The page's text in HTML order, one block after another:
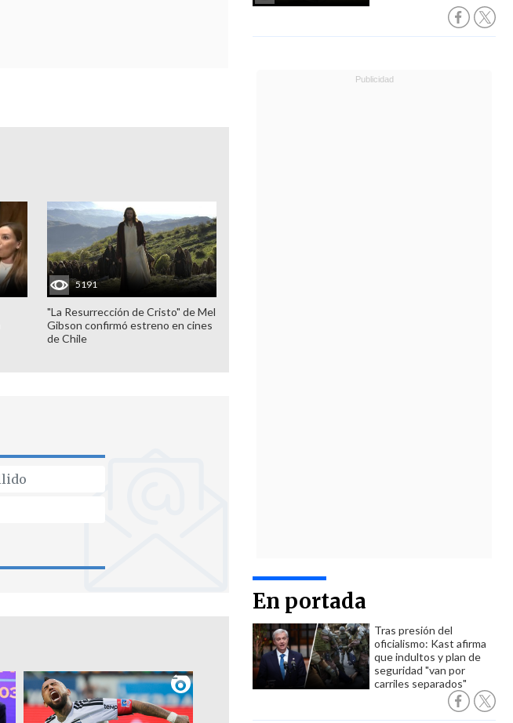
En portada
Tras presión del
oficialismo: Kast afirma
que indultos y plan de
seguridad "van por
carriles separados"
5191
"La Resurrección de Cristo" de Mel
Gibson confirmó estreno en cines
de Chile